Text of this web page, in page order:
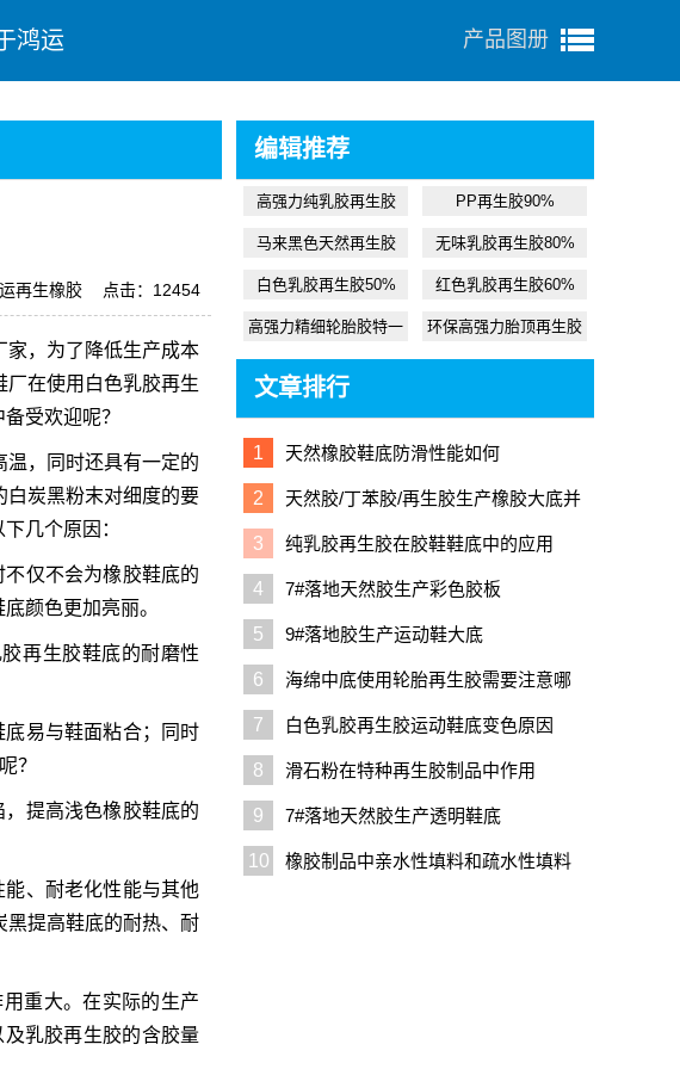
鸿运 产品图册
点击：12454
再生橡胶
家，为了降低生产成本
厂在使用白色乳胶再生
受欢迎呢？
，同时还具有一定的
白炭黑粉末对细度的要
几个原因：
仅不会为橡胶鞋底的
颜色更加亮丽。
再生胶鞋底的耐磨性
易与鞋面粘合；同时
？
提高浅色橡胶鞋底的
、耐老化性能与其他
黑提高鞋底的耐热、耐
重大。在实际的生产
乳胶再生胶的含胶量
编辑推荐
高强力纯乳胶再生胶 PP再生胶90%
马来黑色天然再生胶 无味乳胶再生胶80%
白色乳胶再生胶50% 红色乳胶再生胶60%
高强力精细轮胎胶特一 环保高强力胎顶再生胶
文章排行
1 天然橡胶鞋底防滑性能如何
2
天然胶/丁苯胶/再生胶生产橡胶大底并
用配方
3 纯乳胶再生胶在胶鞋鞋底中的应用
4 7#落地天然胶生产彩色胶板
5 9#落地胶生产运动鞋大底
6
海绵中底使用轮胎再生胶需要注意哪
些问题
7 白色乳胶再生胶运动鞋底变色原因
8 滑石粉在特种再生胶制品中作用
9 7#落地天然胶生产透明鞋底
10
橡胶制品中亲水性填料和疏水性填料